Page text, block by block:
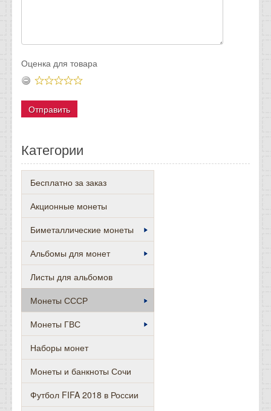
Оценка для товара
Категории
Бесплатно за заказ
Акционные монеты
Биметаллические монеты
Альбомы для монет
Листы для альбомов
Монеты СССР
Монеты ГВС
Наборы монет
Монеты и банкноты Сочи
Футбол FIFA 2018 в России